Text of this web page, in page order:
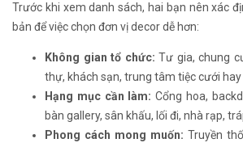
Trước khi xem danh sách, hai bạn nên xác
bản để việc chọn đơn vị decor dễ hơn:
Không gian tổ chức: Tư gia, chung
thự, khách sạn, trung tâm tiệc cưới hay
Hạng mục cần làm: Cổng hoa,
bàn gallery, sân khấu, lối đi, nhà rạp,
Phong cách mong muốn: Truyền